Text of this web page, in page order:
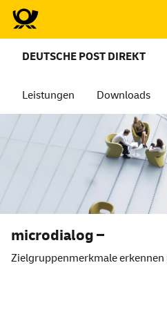
DEUTSCHE POST DIREKT
Leistungen Downloads
microdialog –
Zielgruppenmerkmale erkennen